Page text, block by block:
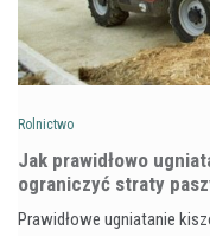
Rolnictwo
Jak prawidłowo
ograniczyć straty
Prawidłowe ugniatanie